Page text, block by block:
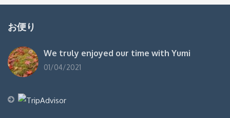
お便り
We truly enjoyed our time with Yumi
01/04/2021